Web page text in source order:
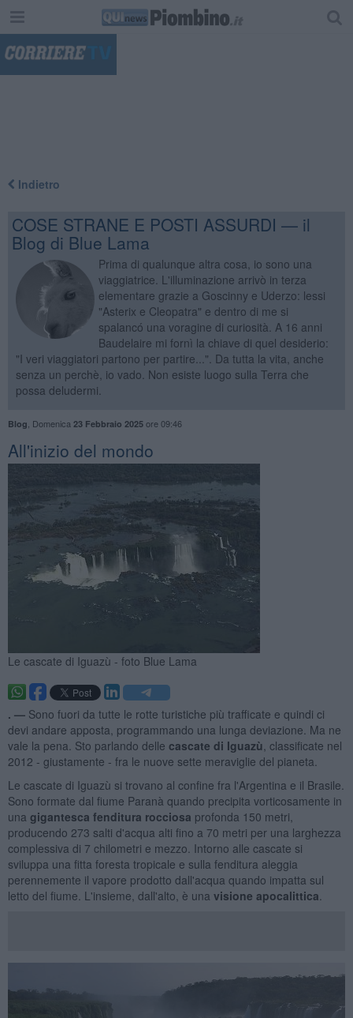
Indietro
COSE STRANE E POSTI ASSURDI — il
Blog di Blue Lama
Prima di qualunque altra cosa, io sono una
viaggiatrice. L'illuminazione arrivò in terza
elementare grazie a Goscinny e Uderzo: lessi
"Asterix e Cleopatra" e dentro di me si
spalancó una voragine di curiosità. A 16 anni
Baudelaire mi fornì la chiave di quel desiderio:
"I veri viaggiatori partono per partire...". Da tutta la vita, anche
senza un perchè, io vado. Non esiste luogo sulla Terra che
possa deludermi.
Blog Domenica 23 Febbraio 2025ore 09:46
All'inizio del mondo
Le cascate di Iguazù - foto Blue Lama
. — Sono fuori da tutte le rotte turistiche più trafficate e quindi ci
devi andare apposta, programmando una lunga deviazione. Ma ne
vale la pena. Sto parlando delle cascate di Iguazù , classificate nel
2012 - giustamente - fra le nuove sette meraviglie del pianeta.
Le cascate di Iguazù si trovano al confine fra l'Argentina e il Brasile.
Sono formate dal fiume Paranà quando precipita vorticosamente in
una gigantesca fenditura rocciosa profonda 150 metri,
producendo 273 salti d'acqua alti fino a 70 metri per una larghezza
complessiva di 7 chilometri e mezzo. Intorno alle cascate si
sviluppa una fitta foresta tropicale e sulla fenditura aleggia
perennemente il vapore prodotto dall'acqua quando impatta sul
letto del fiume. L'insieme, dall'alto, è una visione apocalittica